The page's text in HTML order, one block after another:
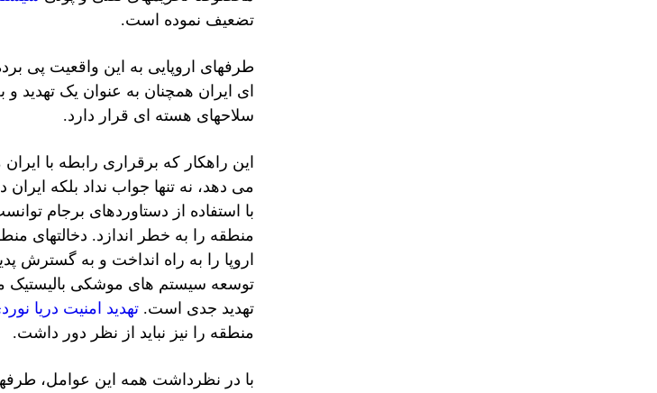
تضعیف نموده است.
طرفهای اروپایی به این واقعیت پی
ای ایران همچنان به عنوان یک تهدید
سلاحهای هسته ای قرار دارد.
این راهکار که برقراری رابطه با
می دهد، نه تنها جواب نداد بلکه
با استفاده از دستاوردهای برجام
منطقه را به خطر اندازد. دخالتهای
اروپا را به راه انداخت و به گسترش
توسعه سیستم های موشکی بالیستیک
تهدید جدی است. تهدید امنیت دریا
منطقه را نیز نباید از نظر دور داشت.
با در نظرداشت همه این عوامل،